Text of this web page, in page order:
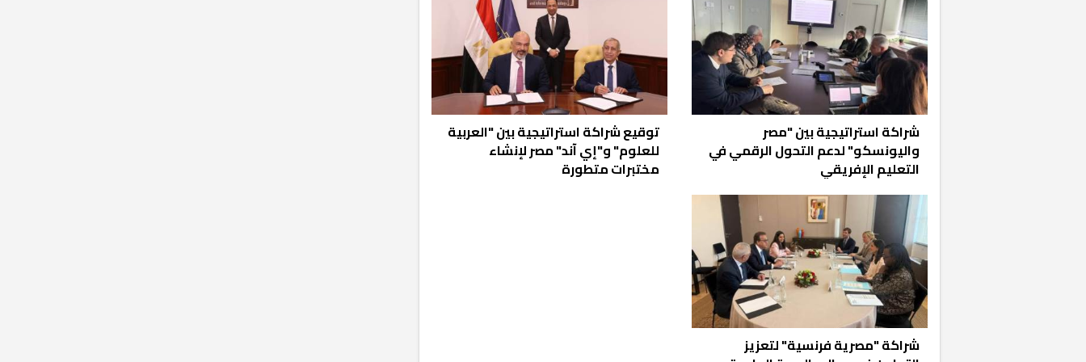
شراكة استراتيجية بين "مصر
واليونسكو" لدعم التحول الرقمي في
التعليم الإفريقي
توقيع شراكة استراتيجية بين "العربية
للعلوم" و"إي آند" مصر لإنشاء
مختبرات متطورة
شراكة "مصرية فرنسية" لتعزيز